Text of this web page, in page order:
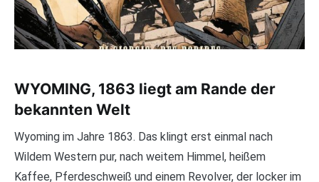
WYOMING, 1863 liegt am Rande der
bekannten Welt
Wyoming im Jahre 1863. Das klingt erst einmal nach
Wildem Western pur, nach weitem Himmel, heißem
Kaffee, Pferdeschweiß und einem Revolver, der locker im